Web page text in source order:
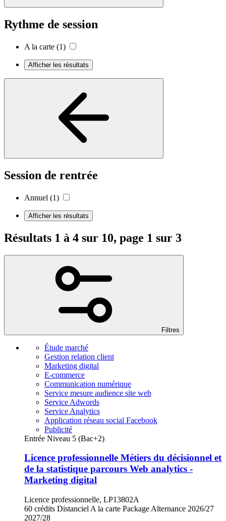
Rythme de session
A la carte (1)
Afficher les résultats
Session de rentrée
Annuel (1)
Afficher les résultats
Résultats 1 à 4 sur 10, page 1 sur 3
Filtres
Étude marché
Gestion relation client
Marketing digital
E-commerce
Communication numérique
Service mesure audience site web
Service Adwords
Service Analytics
Application réseau social Facebook
Publicité
Entrée Niveau 5 (Bac+2)
Licence professionnelle Métiers du décisionnel et
de la statistique parcours Web analytics -
Marketing digital
Licence professionnelle, LP13802A
60 crédits Distanciel A la carte Package Alternance 2026/27
2027/28